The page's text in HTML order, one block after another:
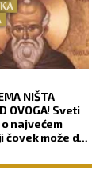
NIŠTA
OVOGA! Sveti
najvećem
čovek može da